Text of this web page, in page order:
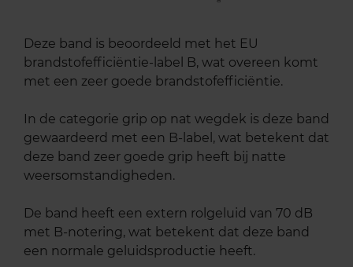
Deze band is beoordeeld met het EU
brandstofefficiëntie-label B, wat overeen komt
met een zeer goede brandstofefficiëntie.
In de categorie grip op nat wegdek is deze band
gewaardeerd met een B-label, wat betekent dat
deze band zeer goede grip heeft bij natte
weersomstandigheden.
De band heeft een extern rolgeluid van 70 dB
met B-notering, wat betekent dat deze band
een normale geluidsproductie heeft.